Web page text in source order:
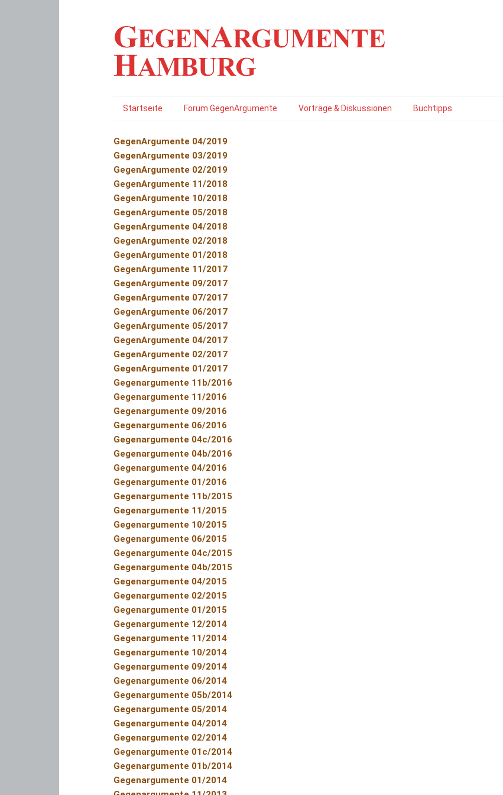
Startseite Forum GegenArgumente Vorträge & Diskussionen Buchtipps
GegenArgumente 04/2019
GegenArgumente 03/2019
GegenArgumente 02/2019
GegenArgumente 11/2018
GegenArgumente 10/2018
GegenArgumente 05/2018
GegenArgumente 04/2018
GegenArgumente 02/2018
GegenArgumente 01/2018
GegenArgumente 11/2017
GegenArgumente 09/2017
GegenArgumente 07/2017
GegenArgumente 06/2017
GegenArgumente 05/2017
GegenArgumente 04/2017
GegenArgumente 02/2017
GegenArgumente 01/2017
Gegenargumente 11b/2016
Gegenargumente 11/2016
Gegenargumente 09/2016
Gegenargumente 06/2016
Gegenargumente 04c/2016
Gegenargumente 04b/2016
Gegenargumente 04/2016
Gegenargumente 01/2016
Gegenargumente 11b/2015
Gegenargumente 11/2015
Gegenargumente 10/2015
Gegenargumente 06/2015
Gegenargumente 04c/2015
Gegenargumente 04b/2015
Gegenargumente 04/2015
Gegenargumente 02/2015
Gegenargumente 01/2015
Gegenargumente 12/2014
Gegenargumente 11/2014
Gegenargumente 10/2014
Gegenargumente 09/2014
Gegenargumente 06/2014
Gegenargumente 05b/2014
Gegenargumente 05/2014
Gegenargumente 04/2014
Gegenargumente 02/2014
Gegenargumente 01c/2014
Gegenargumente 01b/2014
Gegenargumente 01/2014